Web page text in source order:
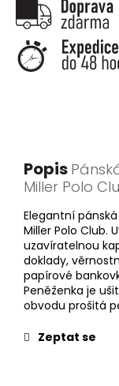
Popis
Miller Polo
Elegantní
Miller Polo Club.
uzavíratelnou
doklady,
papírové
Peněženka je
obvodu prošitá
Zeptat se